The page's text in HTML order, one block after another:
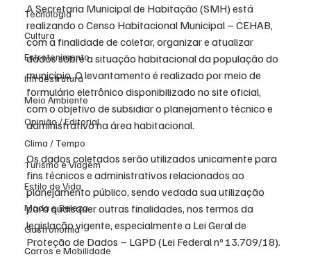
Tecnologia
Cultura
Entretenimento
Infraestrutura
Meio Ambiente
Opinião / Editorial
Clima / Tempo
Turismo e Viagem
Estilo de Vida
Moda e Beleza
Gastronomia
Carros e Mobilidade
A Secretaria Municipal de Habitação (SMH) está
realizando o Censo Habitacional Municipal – CEHAB,
com a finalidade de coletar, organizar e atualizar
dados sobre a situação habitacional da população do
município. O levantamento é realizado por meio de
formulário eletrônico disponibilizado no site oficial,
com o objetivo de subsidiar o planejamento técnico e
administrativo na área habitacional.
Os dados coletados serão utilizados unicamente para
fins técnicos e administrativos relacionados ao
planejamento público, sendo vedada sua utilização
para quaisquer outras finalidades, nos termos da
legislação vigente, especialmente a Lei Geral de
Proteção de Dados – LGPD (Lei Federal nº 13.709/18).